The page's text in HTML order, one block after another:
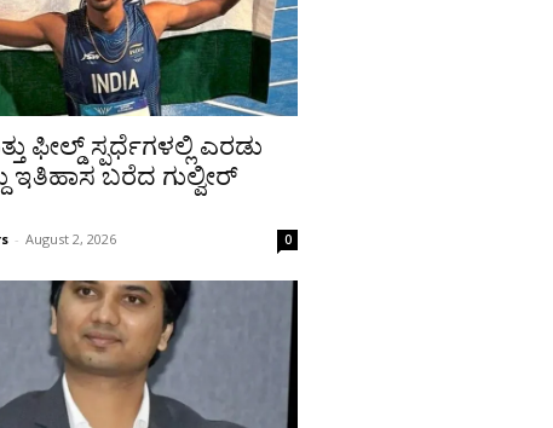
ಫೀಲ್ಡ್ ಸ್ಪರ್ಧೆಗಳಲ್ಲಿ ಎರಡು
ಇತಿಹಾಸ ಬರೆದ ಗುಲ್ವೀರ್‌
- August 2, 2026 0